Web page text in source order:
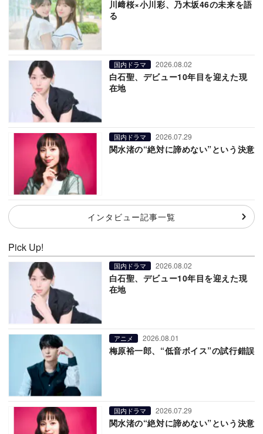
川﨑桜×小川彩、乃木坂46の未来を語
る
国内ドラマ 2026.08.02
白石聖、デビュー10年目を迎えた現
在地
国内ドラマ 2026.07.29
関水渚の“絶対に諦めない”という決意
インタビュー記事一覧
Pick Up!
国内ドラマ 2026.08.02
白石聖、デビュー10年目を迎えた現
在地
アニメ 2026.08.01
梅原裕一郎、“低音ボイス”の試行錯誤
国内ドラマ 2026.07.29
関水渚の“絶対に諦めない”という決意